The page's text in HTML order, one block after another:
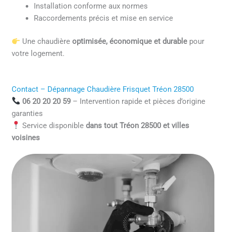
Installation conforme aux normes
Raccordements précis et mise en service
Une chaudière optimisée, économique et durablepour
votre logement.
Contact – Dépannage Chaudière Frisquet Tréon 28500
06 20 20 20 59– Intervention rapide et pièces d’origine
garanties
Service disponible dans tout Tréon 28500 et villes
voisines